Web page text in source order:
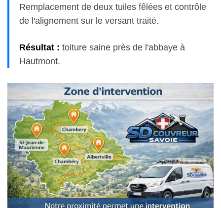
Remplacement de deux tuiles fêlées et contrôle
de l'alignement sur le versant traité.
Résultat : toiture saine près de l'abbaye à
Hautmont.